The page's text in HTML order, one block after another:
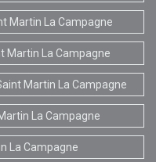
Martin La Campagne
Martin La Campagne
Martin La Campagne
La Campagne
La Campagne